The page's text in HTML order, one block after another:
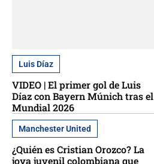
Luis Díaz
VIDEO | El primer gol de Luis
Díaz con Bayern Múnich tras el
Mundial 2026
Manchester United
¿Quién es Cristian Orozco? La
joya juvenil colombiana que